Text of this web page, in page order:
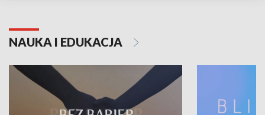
NAUKA I EDUKACJA